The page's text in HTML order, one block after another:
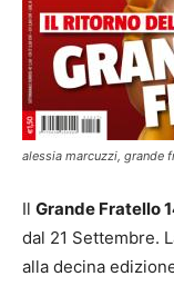
alessia marcuzzi, grande
Il Grande Fratello
dal 21 Settembre.
alla decina